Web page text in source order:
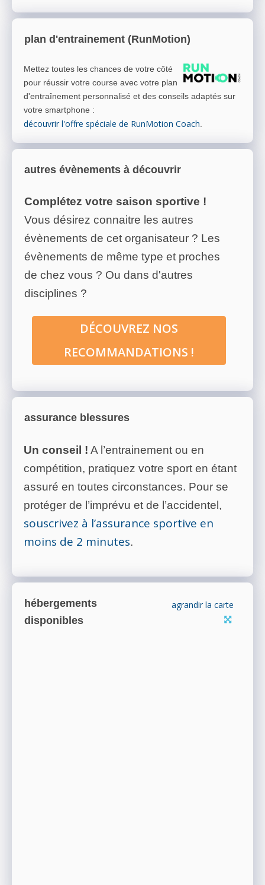
plan d'entrainement (RunMotion)
Mettez toutes les chances de votre côté
pour réussir votre course avec votre plan
d'entraînement personnalisé et des conseils adaptés sur
votre smartphone :
découvrir l'offre spéciale de RunMotion Coach.
autres évènements à découvrir
Complétez votre saison sportive !
Vous désirez connaitre les autres
évènements de cet organisateur ? Les
évènements de même type et proches
de chez vous ? Ou dans d'autres
disciplines ?
DÉCOUVREZ NOS
RECOMMANDATIONS !
assurance blessures
Un conseil ! A l’entrainement ou en
compétition, pratiquez votre sport en étant
assuré en toutes circonstances. Pour se
protéger de l’imprévu et de l’accidentel,
souscrivez à l’assurance sportive en
moins de 2 minutes.
hébergements
disponibles
agrandir la carte